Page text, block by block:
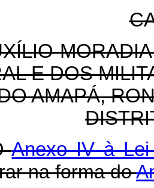
E DOS
AMAPÁ,
Anexo IV à
na forma do